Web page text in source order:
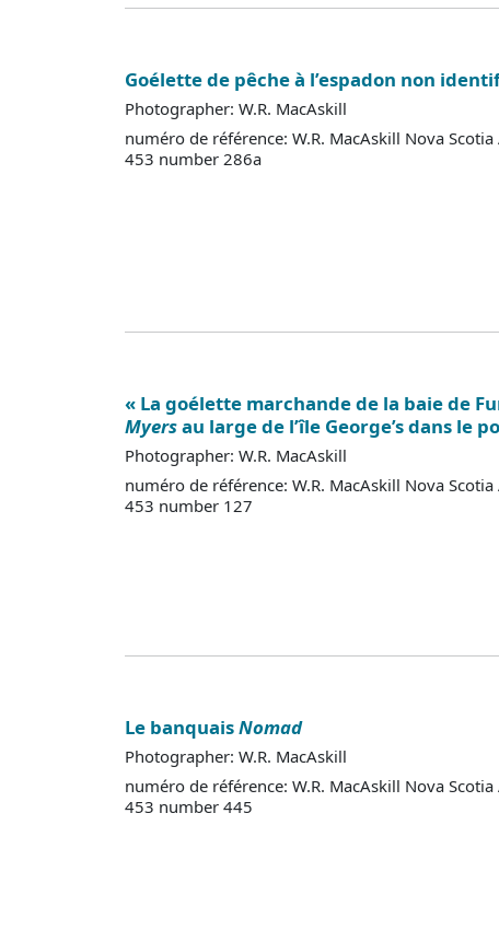
Goélette de pêche à l’espadon non
Photographer: W.R. MacAskill
numéro de référence: W.R. MacAskill Nova
453 number 286a
« La goélette marchande de la baie de
Myersau large de l’île George’s dans le
Photographer: W.R. MacAskill
numéro de référence: W.R. MacAskill Nova
453 number 127
Le banquaisNomad
Photographer: W.R. MacAskill
numéro de référence: W.R. MacAskill Nova
453 number 445